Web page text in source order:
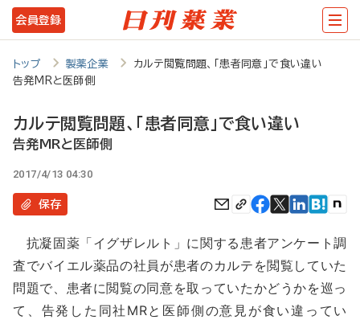
メ
イ
テ
ツ
に
動
会員登録
トップ 製薬企業
カルテ閲覧問題、「患者同意」で食い違い
告発MRと医師側
カルテ閲覧問題、「患者同意」で食い違い
告発MRと医師側
2017/4/13 04:30
保存
抗凝固薬「イグザレルト」に関する患者アンケート調
査でバイエル薬品の社員が患者のカルテを閲覧していた
問題で、患者に閲覧の同意を取っていたかどうかを巡っ
て、告発した同社MRと医師側の意見が食い違ってい